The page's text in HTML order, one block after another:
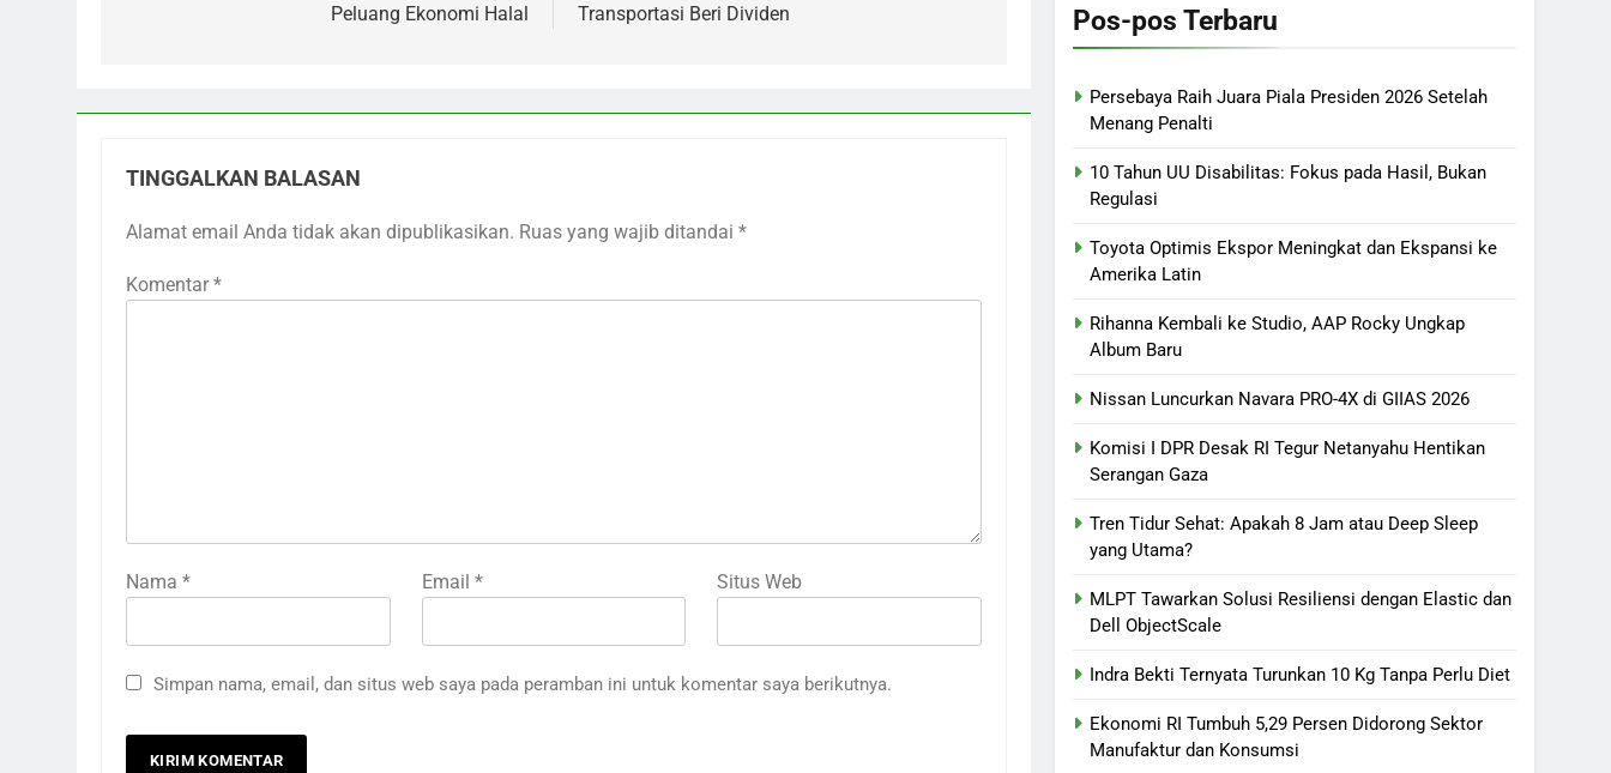
Peluang Ekonomi Halal
Transportasi Beri Dividen
TINGGALKAN BALASAN
Alamat email Anda tidak akan dipublikasikan. Ruas yang wajib ditandai *
Komentar *
Nama * Email * Situs Web
Simpan nama, email, dan situs web saya pada peramban ini untuk komentar saya berikutnya.
Pos-pos Terbaru
Persebaya Raih Juara Piala Presiden 2026 Setelah
Menang Penalti
10 Tahun UU Disabilitas: Fokus pada Hasil, Bukan
Regulasi
Toyota Optimis Ekspor Meningkat dan Ekspansi ke
Amerika Latin
Rihanna Kembali ke Studio, AAP Rocky Ungkap
Album Baru
Nissan Luncurkan Navara PRO-4X di GIIAS 2026
Komisi I DPR Desak RI Tegur Netanyahu Hentikan
Serangan Gaza
Tren Tidur Sehat: Apakah 8 Jam atau Deep Sleep
yang Utama?
MLPT Tawarkan Solusi Resiliensi dengan Elastic dan
Dell ObjectScale
Indra Bekti Ternyata Turunkan 10 Kg Tanpa Perlu Diet
Ekonomi RI Tumbuh 5,29 Persen Didorong Sektor
Manufaktur dan Konsumsi